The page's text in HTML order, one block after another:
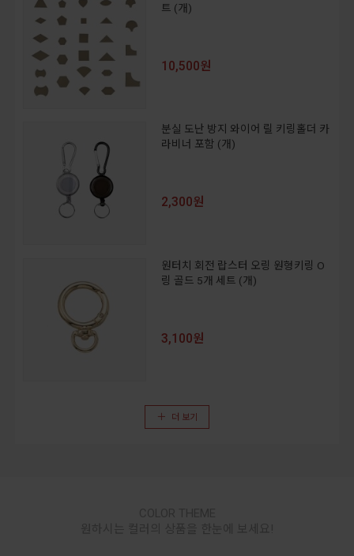
트 (개)
10,500원
분실 도난 방지 와이어 릴 키링홀더 카
라비너 포함 (개)
2,300원
원터치 회전 랍스터 오링 원형키링 O
링 골드 5개 세트 (개)
3,100원
더 보기